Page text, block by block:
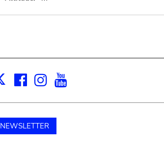
X Facebook
Instagram
NEWSLETTER